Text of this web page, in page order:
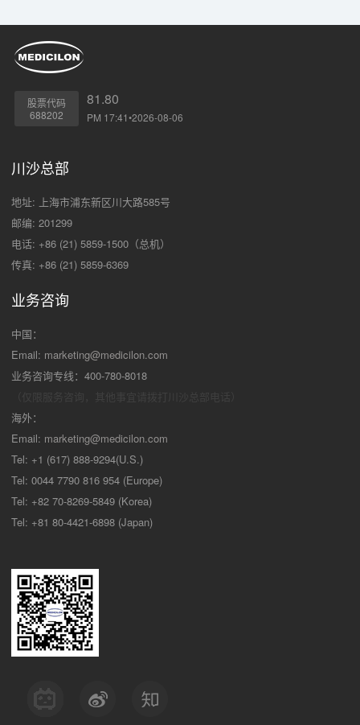
股票代码
688202
81.80
PM 17:41•2026-08-06
川沙总部
地址: 上海市浦东新区川大路585号
邮编: 201299
电话: +86 (21) 5859-1500（总机）
传真: +86 (21) 5859-6369
业务咨询
中国：
Email: marketing@medicilon.com
业务咨询专线：400-780-8018
海外：
Email: marketing@medicilon.com
Tel: +1 (617) 888-9294(U.S.)
Tel: 0044 7790 816 954 (Europe)
Tel: +82 70-8269-5849 (Korea)
Tel: +81 80-4421-6898 (Japan)